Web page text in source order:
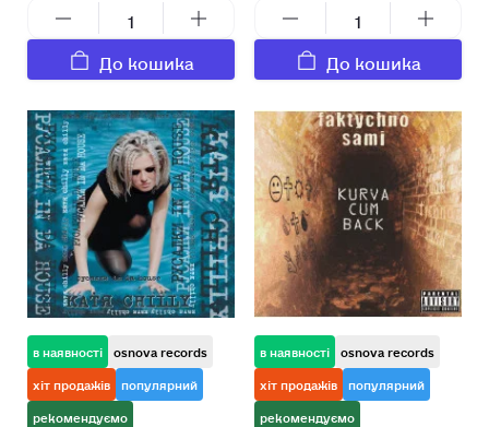
До кошика До кошика
в наявності osnova records
хіт продажів популярний
рекомендуємо
в наявності osnova records
хіт продажів популярний
рекомендуємо